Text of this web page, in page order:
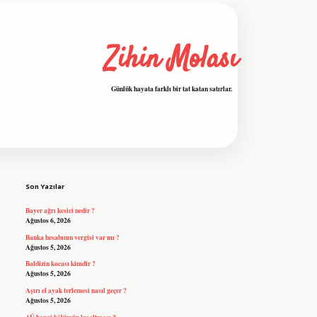
Zihin Molası
Günlük hayata farklı bir tat katan satırlar.
Son Yazılar
Bayer ağrı kesici nedir ?
Ağustos 6, 2026
Banka hesabının vergisi var mı ?
Ağustos 5, 2026
Baldizin kocası kimdir ?
Ağustos 5, 2026
Aşırı el ayak terlemesi nasıl geçer ?
Ağustos 5, 2026